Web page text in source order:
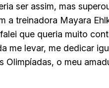
ser assim, mas
a treinadora Mayara
que queria muito
me levar, me dedicar
Olimpíadas, o meu